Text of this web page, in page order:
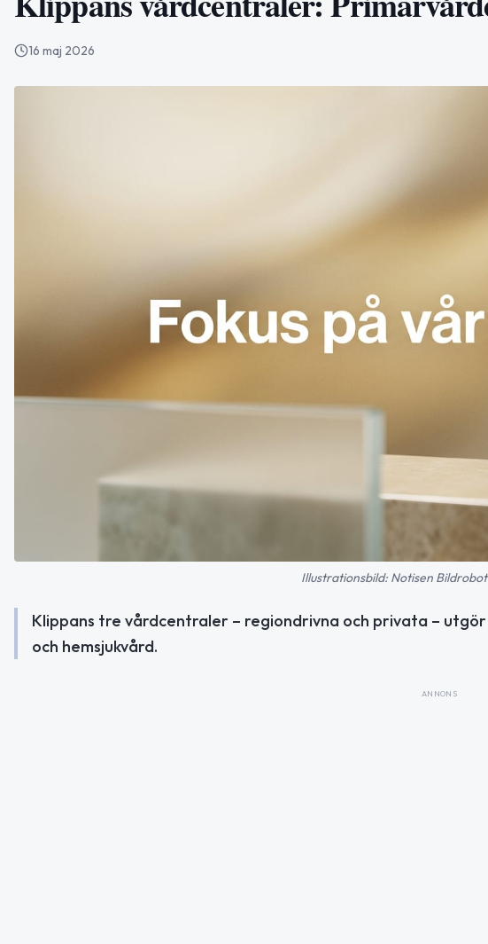
16 maj 2026
Illustrationsbild: Notisen
Klippans tre vårdcentraler – regiondrivna och privata –
och hemsjukvård.
ANNONS